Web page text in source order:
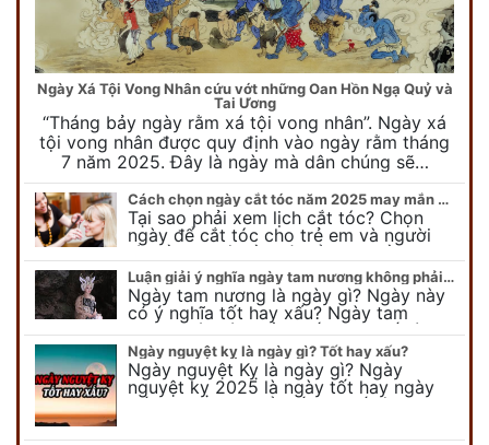
Ngày Xá Tội Vong Nhân cứu vớt những Oan Hồn Ngạ Quỷ và
Tai Ương
“Tháng bảy ngày rằm xá tội vong nhân”. Ngày xá
tội vong nhân được quy định vào ngày rằm tháng
7 năm 2025. Đây là ngày mà dân chúng sẽ…
Cách chọn ngày cắt tóc năm 2025 may mắn cho cả trẻ em và người lớn
Tại sao phải xem lịch cắt tóc? Chọn
ngày để cắt tóc cho trẻ em và người
lớn cần lưu ý điều gì để gặp nhiều may
mắn ? Khi…
Luận giải ý nghĩa ngày tam nương không phải ai cũng biết
Ngày tam nương là ngày gì? Ngày này
có ý nghĩa tốt hay xấu? Ngày tam
nương sát có nguồn gốc như thế nào?
Cần kiêng kỵ điều gì khi…
Ngày nguyệt kỵ là ngày gì? Tốt hay xấu?
Ngày nguyệt Kỵ là ngày gì? Ngày
nguyệt kỵ 2025 là ngày tốt hay ngày
xấu, xem ngay để biết chi tiết ý nghĩa